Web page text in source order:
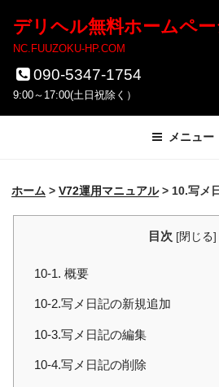
ツ
キ
デリヘル無料ホームペ
NC.FUUZOKU-HP.COM
090-5347-1754
9:00～17:00(土日祝除く）
メニュー
ホーム > V72運用マニュアル> 10.写メ
目次 [閉じる]
10-1. 概要
10-2.写メ日記の新規追加
10-3.写メ日記の編集
10-4.写メ日記の削除